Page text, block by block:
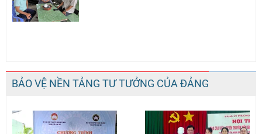
BẢO VỆ NỀN TẢNG TƯ TƯỞNG CỦA ĐẢNG